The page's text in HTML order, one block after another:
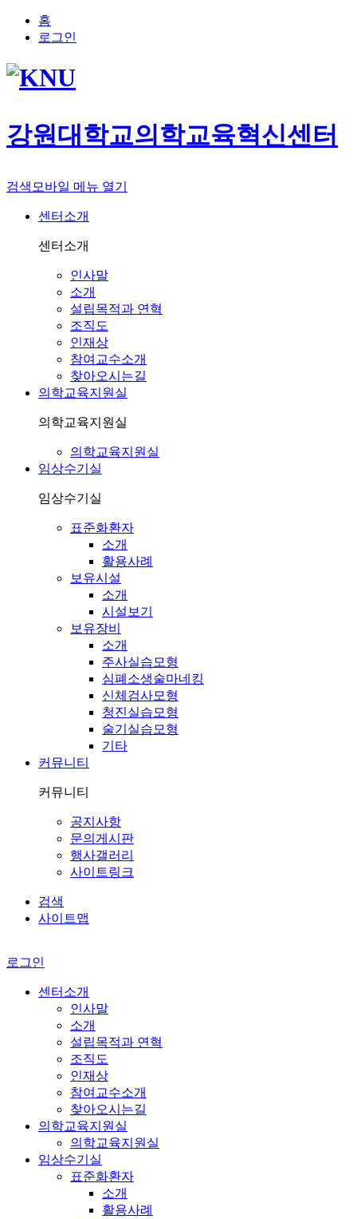
홈
로그인
강원대학교의학교육혁신센터
검색모바일 메뉴 열기
센터소개
센터소개
인사말
소개
설립목적과 연혁
조직도
인재상
참여교수소개
찾아오시는길
의학교육지원실
의학교육지원실
의학교육지원실
임상수기실
임상수기실
표준화환자
소개
활용사례
보유시설
소개
시설보기
보유장비
소개
주사실습모형
심폐소생술마네킹
신체검사모형
청진실습모형
술기실습모형
기타
커뮤니티
커뮤니티
공지사항
문의게시판
행사갤러리
사이트링크
검색
사이트맵
로그인
센터소개
인사말
소개
설립목적과 연혁
조직도
인재상
참여교수소개
찾아오시는길
의학교육지원실
의학교육지원실
임상수기실
표준화환자
소개
활용사례